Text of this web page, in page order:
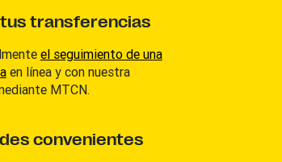
transferencias
el seguimiento de una
en línea y con nuestra
MTCN.
convenientes